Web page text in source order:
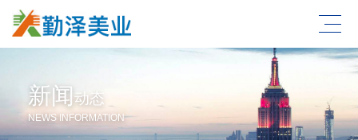
新闻动态
NEWS INFORMATION